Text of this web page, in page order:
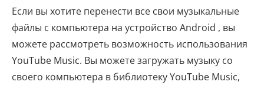
Если вы хотите перенести все свои музыкальные
файлы с компьютера на устройство Android , вы
можете рассмотреть возможность использования
YouTube Music. Вы можете загружать музыку со
своего компьютера в библиотеку YouTube Music,